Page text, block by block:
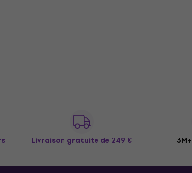
Livraison gratuite de 249 €